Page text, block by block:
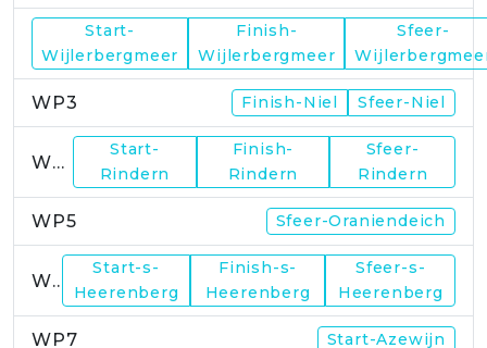
Start-
Wijlerbergmeer
Finish-
Wijlerbergmeer
Sfeer-
WP3 Finish-Niel Sfeer-Niel
WP4
Start-
Rindern
Finish-
Rindern
Sfeer-
Rindern
WP5 Sfeer-Oraniendeich
WP6
Start-s-
Heerenberg
Finish-s-
Heerenberg
Sfeer-s-
Heerenberg
WP7 Start-Azewijn